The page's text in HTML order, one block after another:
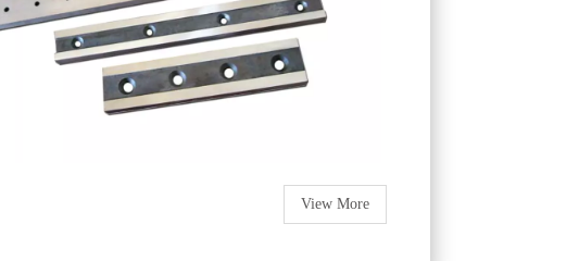
View More